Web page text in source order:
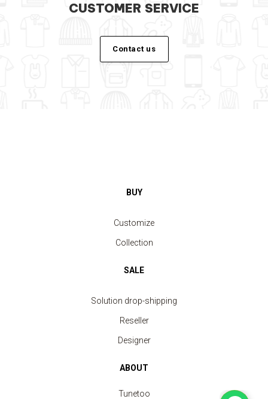
CUSTOMER SERVICE
Contact us
BUY
Customize
Collection
SALE
Solution drop-shipping
Reseller
Designer
ABOUT
Tunetoo